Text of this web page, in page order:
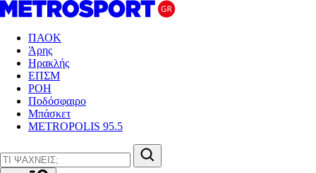
ΠΑΟΚ
Άρης
Ηρακλής
ΕΠΣΜ
ΡΟΗ
Ποδόσφαιρο
Μπάσκετ
METROPOLIS 95.5